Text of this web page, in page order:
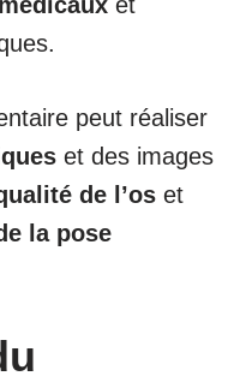
peut réaliser
et des images
de l’os et
la pose